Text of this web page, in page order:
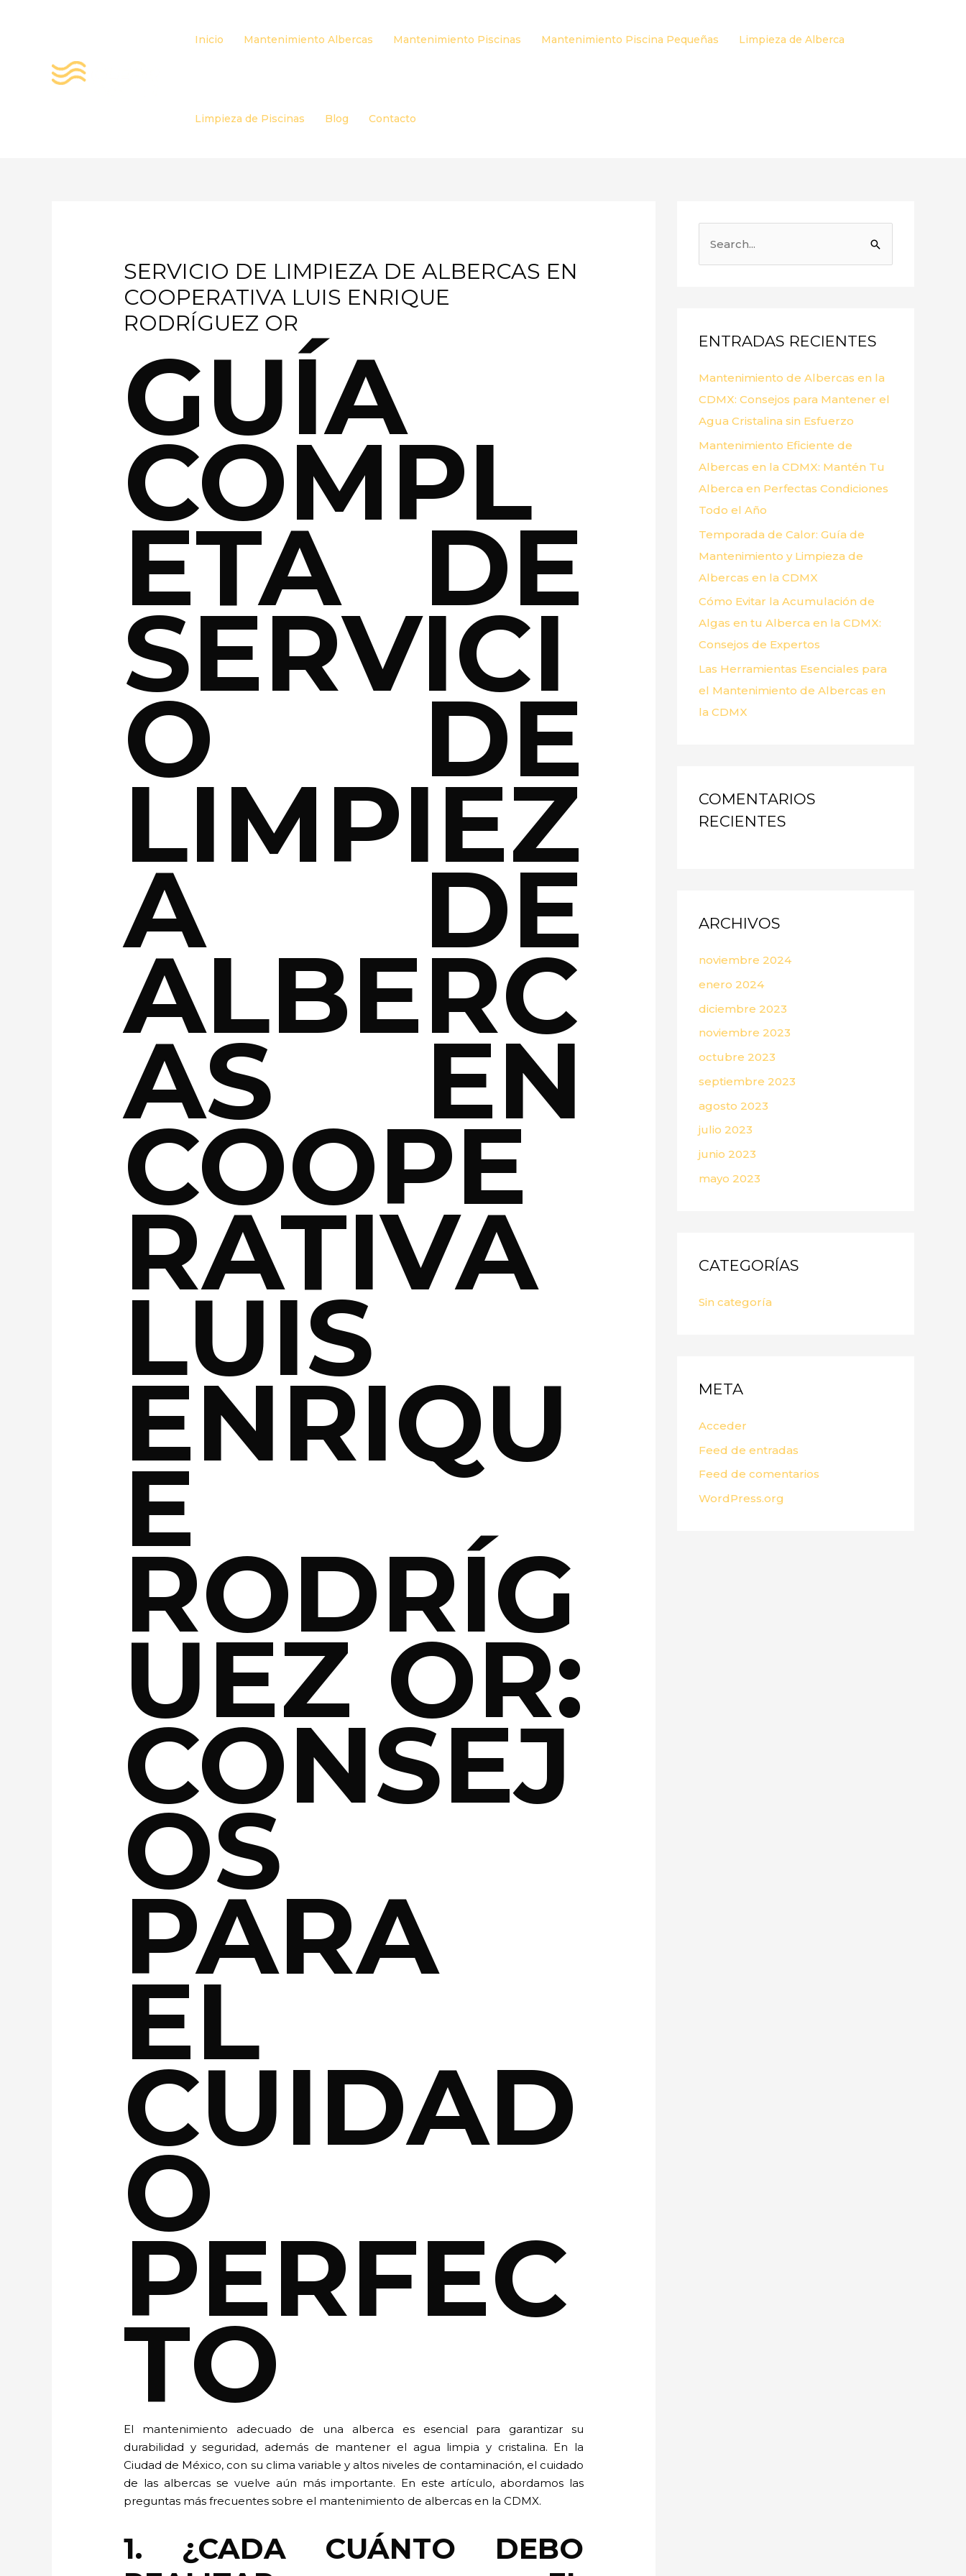
Inicio Mantenimiento Albercas Mantenimiento Piscinas Mantenimiento Piscina Pequeñas Limpieza de Alberca
Limpieza de Piscinas Blog Contacto
SERVICIO DE LIMPIEZA DE ALBERCAS EN
COOPERATIVA LUIS ENRIQUE
RODRÍGUEZ OR
GUÍA
COMPL
ETA DE
SERVICI
O DE
LIMPIEZ
A DE
ALBERC
AS EN
COOPE
RATIVA
LUIS
ENRIQU
E
RODRÍG
UEZ OR:
CONSEJ
OS
PARA
EL
CUIDAD
O
PERFEC
TO
El mantenimiento adecuado de una alberca es esencial para garantizar su
durabilidad y seguridad, además de mantener el agua limpia y cristalina. En la
Ciudad de México, con su clima variable y altos niveles de contaminación, el cuidado
de las albercas se vuelve aún más importante. En este artículo, abordamos las
preguntas más frecuentes sobre el mantenimiento de albercas en la CDMX.
1. ¿CADA CUÁNTO DEBO
r
o
r
:
ENTRADAS RECIENTES
Mantenimiento de Albercas en la
CDMX: Consejos para Mantener el
Agua Cristalina sin Esfuerzo
Mantenimiento Eficiente de
Albercas en la CDMX: Mantén Tu
Alberca en Perfectas Condiciones
Todo el Año
Temporada de Calor: Guía de
Mantenimiento y Limpieza de
Albercas en la CDMX
Cómo Evitar la Acumulación de
Algas en tu Alberca en la CDMX:
Consejos de Expertos
Las Herramientas Esenciales para
el Mantenimiento de Albercas en
la CDMX
COMENTARIOS
RECIENTES
ARCHIVOS
noviembre 2024
enero 2024
diciembre 2023
noviembre 2023
octubre 2023
septiembre 2023
agosto 2023
julio 2023
junio 2023
mayo 2023
CATEGORÍAS
Sin categoría
META
Acceder
Feed de entradas
Feed de comentarios
WordPress.org